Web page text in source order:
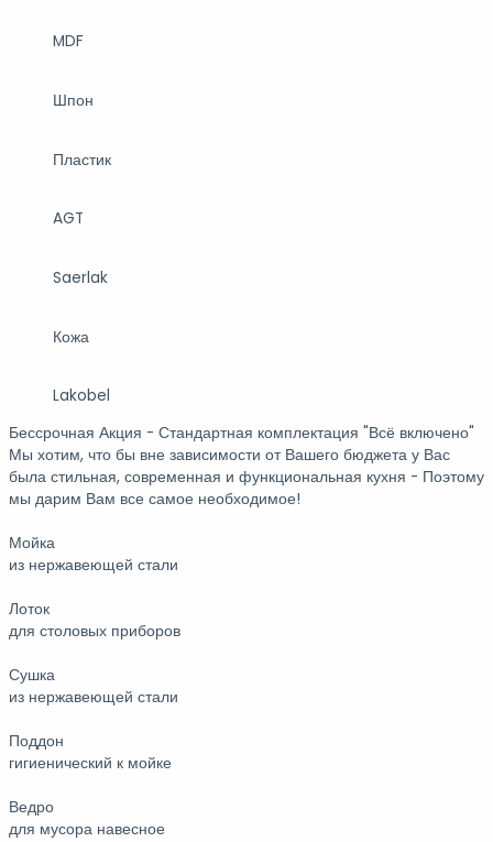
MDF
Шпон
Пластик
AGT
Saerlak
Кожа
Lakobel
Бессрочная Акция - Стандартная комплектация "Всё включено"
Мы хотим, что бы вне зависимости от Вашего бюджета у Вас
была стильная, современная и функциональная кухня - Поэтому
мы дарим Вам все самое необходимое!
Мойка
из нержавеющей стали
Лоток
для столовых приборов
Сушка
из нержавеющей стали
Поддон
гигиенический к мойке
Ведро
для мусора навесное